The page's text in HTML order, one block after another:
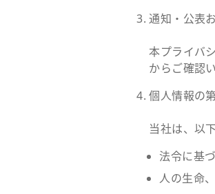
通知・公表
本プライバ
からご確認
個人情報の
当社は、以
法令に基
人の生命